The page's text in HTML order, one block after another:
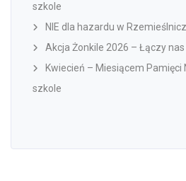
szkole
NIE dla hazardu w
Akcja Żonkile 2026 – Łączy
Kwiecień – Miesiącem Pamięci
szkole